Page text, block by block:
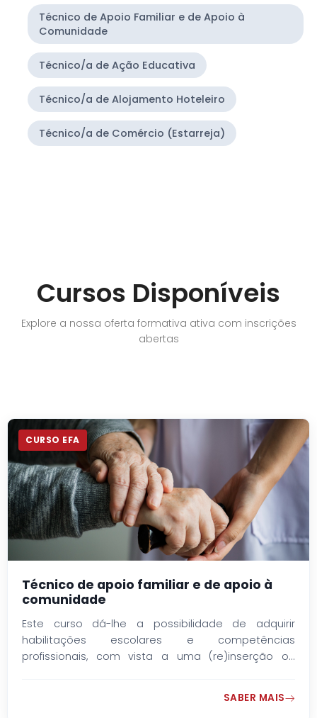
Técnico de Apoio Familiar e de Apoio à
Comunidade
Técnico/a de Ação Educativa
Técnico/a de Alojamento Hoteleiro
Técnico/a de Comércio (Estarreja)
Cursos Disponíveis
Explore a nossa oferta formativa ativa com inscrições
abertas
CURSO EFA
Técnico/a de ação educativa
competências profissionais na área da ação
educativa, com vista a uma (re)inserção ou
progressão no mercado de trabalho.